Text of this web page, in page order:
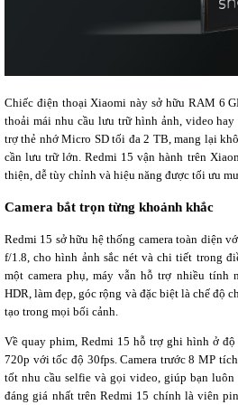
Chiếc điện thoại Xiaomi này sở hữu RAM 6
thoải mái nhu cầu lưu trữ hình ảnh, video
trợ thẻ nhớ Micro SD tối đa 2 TB, mang lại
cần lưu trữ lớn. Redmi 15 vận hành trên
thiện, dễ tùy chỉnh và hiệu năng được tối ưu
Camera bắt trọn từng khoảnh khắc
Redmi 15 sở hữu hệ thống camera toàn diện
f/1.8, cho hình ảnh sắc nét và chi tiết trong
một camera phụ, máy vẫn hỗ trợ nhiều tính
HDR, làm đẹp, góc rộng và đặc biệt là chế độ
tạo trong mọi bối cảnh.
Về quay phim, Redmi 15 hỗ trợ ghi hình ở
720p với tốc độ 30fps. Camera trước 8 MP
tốt nhu cầu selfie và gọi video, giúp bạn
đáng giá nhất trên Redmi 15 chính là viên